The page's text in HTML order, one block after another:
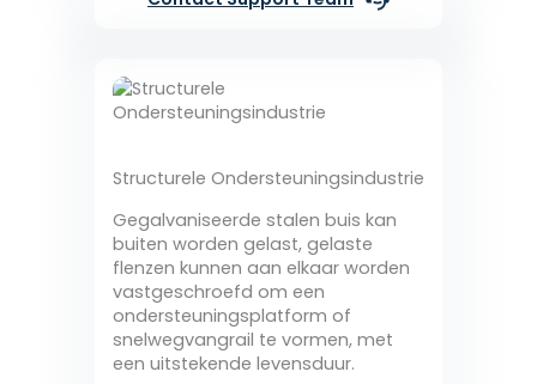
Structurele Ondersteuningsindustrie
Gegalvaniseerde stalen buis kan
buiten worden gelast, gelaste
flenzen kunnen aan elkaar worden
vastgeschroefd om een
ondersteuningsplatform of
snelwegvangrail te vormen, met
een uitstekende levensduur.